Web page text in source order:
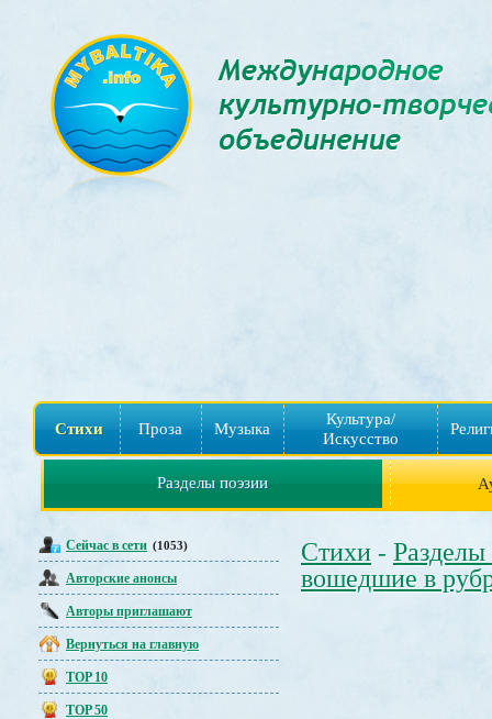
Стихи Проза Музыка
Культура/
Искусство
Разделы поэзии
Сейчас в сети (1053)
Авторские анонсы
Авторы приглашают
Вернуться на главную
TOP 10
TOP 50
Стихи - Разделы
вошедшие в